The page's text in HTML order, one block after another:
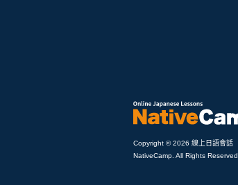
Copyright © 2026 線上日語會話
NativeCamp. All Rights Reserved.